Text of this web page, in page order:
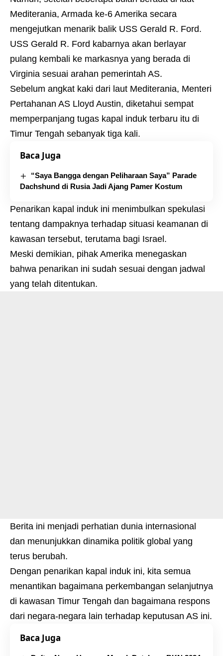
Mediterania, Armada ke-6 Amerika secara
mengejutkan menarik balik USS Gerald R. Ford.
USS Gerald R. Ford kabarnya akan berlayar
pulang kembali ke markasnya yang berada di
Virginia sesuai arahan pemerintah AS.
Sebelum angkat kaki dari laut Mediterania, Menteri
Pertahanan AS Lloyd Austin, diketahui sempat
memperpanjang tugas kapal induk terbaru itu di
Timur Tengah sebanyak tiga kali.
Baca Juga
“Saya Bangga dengan Peliharaan Saya” Parade
Dachshund di Rusia Jadi Ajang Pamer Kostum
Penarikan kapal induk ini menimbulkan spekulasi
tentang dampaknya terhadap situasi keamanan di
kawasan tersebut, terutama bagi Israel.
Meski demikian, pihak Amerika menegaskan
bahwa penarikan ini sudah sesuai dengan jadwal
yang telah ditentukan.
Berita ini menjadi perhatian dunia internasional
dan menunjukkan dinamika politik global yang
terus berubah.
Dengan penarikan kapal induk ini, kita semua
menantikan bagaimana perkembangan selanjutnya
di kawasan Timur Tengah dan bagaimana respons
dari negara-negara lain terhadap keputusan AS ini.
Baca Juga